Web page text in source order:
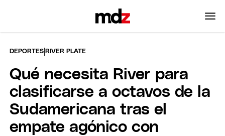
DEPORTES |RIVER PLATE
Qué necesita River para
clasificarse a octavos de la
Sudamericana tras el
empate agónico con